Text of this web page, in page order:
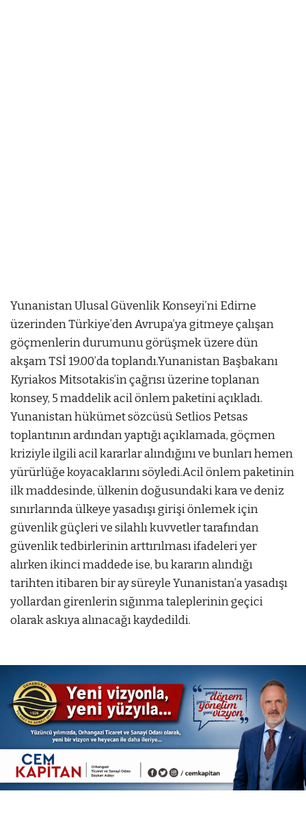
Yunanistan Ulusal Güvenlik Konseyi’ni Edirne
üzerinden Türkiye’den Avrupa’ya gitmeye çalışan
göçmenlerin durumunu görüşmek üzere dün
akşam TSİ 19.00’da toplandı.Yunanistan Başbakanı
Kyriakos Mitsotakis’in çağrısı üzerine toplanan
konsey, 5 maddelik acil önlem paketini açıkladı.
Yunanistan hükümet sözcüsü Setlios Petsas
toplantının ardından yaptığı açıklamada, göçmen
kriziyle ilgili acil kararlar alındığını ve bunları hemen
yürürlüğe koyacaklarını söyledi.Acil önlem paketinin
ilk maddesinde, ülkenin doğusundaki kara ve deniz
sınırlarında ülkeye yasadışı girişi önlemek için
güvenlik güçleri ve silahlı kuvvetler tarafından
güvenlik tedbirlerinin arttırılması ifadeleri yer
alırken ikinci maddede ise, bu kararın alındığı
tarihten itibaren bir ay süreyle Yunanistan’a yasadışı
yollardan girenlerin sığınma taleplerinin geçici
olarak askıya alınacağı kaydedildi.